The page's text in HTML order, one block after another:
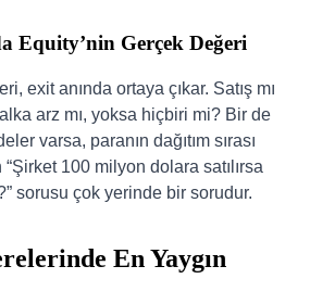
Equity’nin Gerçek Değeri
exit anında ortaya çıkar. Satış mı
arz mı, yoksa hiçbiri mi? Bir de
varsa, paranın dağıtım sırası
100 milyon dolara satılırsa
sorusu çok yerinde bir sorudur.
En Yaygın